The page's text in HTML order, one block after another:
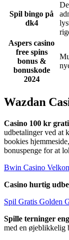
Spil bingo på
dk4
Aspers casino
free spins
bonus &
bonuskode
2024
Wazdan
Casino 100 kr
udbetalinger ved at
bookies
bonuspenge for at
Bwin Casino
Casino hurtig
Spil Gratis Golden
Spille terninger
med en øjeblikkelig